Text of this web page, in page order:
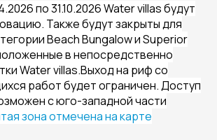
по 31.10.2026 Water villas будут
Также будут закрыты для
Beach Bungalow и Superior
в непосредственно
Water villas.Выход на риф со
работ будет ограничен. Доступ
с юго-западной части
зона отмечена на карте